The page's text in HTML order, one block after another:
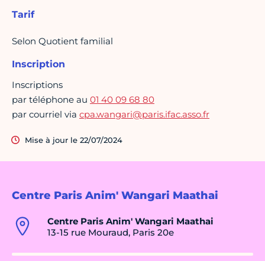
Centre Paris Anim' Wangari Maathai
Centre Paris Anim' Wangari Maathai
13-15 rue Mouraud, Paris 20e
Tarif
Selon Quotient familial
Inscription
Inscriptions
par téléphone au 01 40 09 68 80
par courriel via cpa.wangari@paris.ifac.asso.fr
Mise à jour le 22/07/2024